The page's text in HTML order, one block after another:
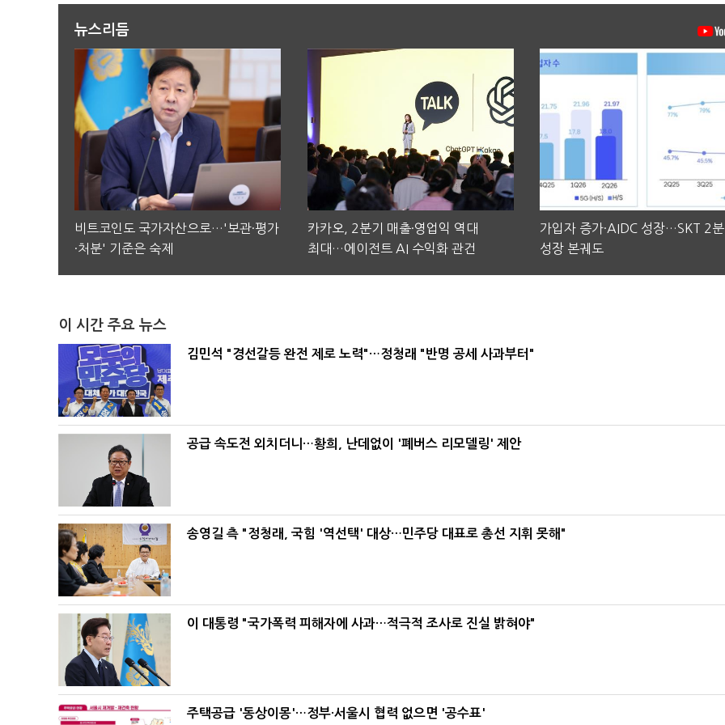
뉴스리듬
비트코인도 국가자산으로…'보관·평가
·처분' 기준은 숙제
카카오, 2분기 매출·영업익 역대
최대…에이전트 AI 수익화 관건
가입자 증가·AIDC 성장…SKT 2
성장 본궤도
이 시간 주요 뉴스
김민석 "경선갈등 완전 제로 노력"…정청래 "반명 공세 사과부터"
공급 속도전 외치더니…황희, 난데없이 '폐버스 리모델링' 제안
송영길 측 "정청래, 국힘 '역선택' 대상…민주당 대표로 총선 지휘 못해"
이 대통령 "국가폭력 피해자에 사과…적극적 조사로 진실 밝혀야"
주택공급 '동상이몽'…정부·서울시 협력 없으면 '공수표'